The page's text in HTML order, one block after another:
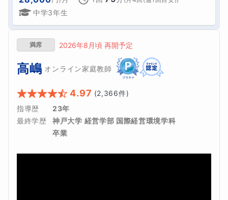
中学3年生
満席 2026年8月頃 再開予定
高嶋 オンライン家庭教師
4.97 (2,366件)
指導歴
23年
最終学歴
神戸大学 経営学部 国際経営環境学科
卒業